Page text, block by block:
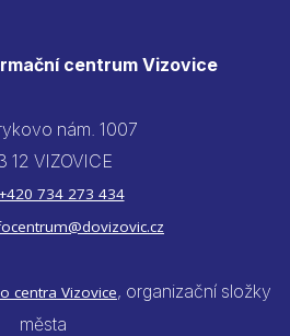
centrum Vizovice
nám. 1007
12 VIZOVICE
+420 734 273 434
centra Vizovice, organizační složky
města